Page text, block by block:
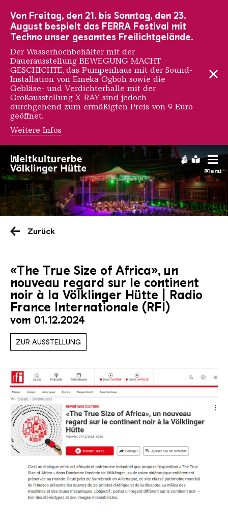
Menü
Saarländischen
Zurück
«The True Size of Africa», un
nouveau regard sur le continent
noir à la Völklinger Hütte | Radio
France Internationale (RFI)
vom 01.12.2024
ZUR AUSSTELLUNG
Von Freitag, den 21. bis Sonntag, den 23.
August bespielt das FERRA Festival mit
Techno unser gesamtes Freilichtgelände.
Der Wasserhochbehälter mit der
Dauerausstellung BEWEGUNG MACHT
GESCHICHTE, das Pumpenhaus mit der Sound-
Installation von Emeka Ogboh sowie die
Gebläse- und Verdichterhalle mit der
Großausstellung X-RAY sind jedoch
durchgehend zum ermäßigten Preis von 9 Euro
geöffnet.
Weitere Infos